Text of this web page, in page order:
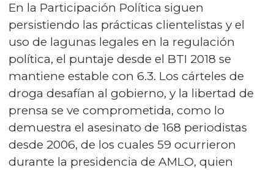
En la Participación Política siguen
persistiendo las prácticas clientelistas y el
uso de lagunas legales en la regulación
política, el puntaje desde el BTI 2018 se
mantiene estable con 6.3. Los cárteles de
droga desafían al gobierno, y la libertad de
prensa se ve comprometida, como lo
demuestra el asesinato de 168 periodistas
desde 2006, de los cuales 59 ocurrieron
durante la presidencia de AMLO, quien